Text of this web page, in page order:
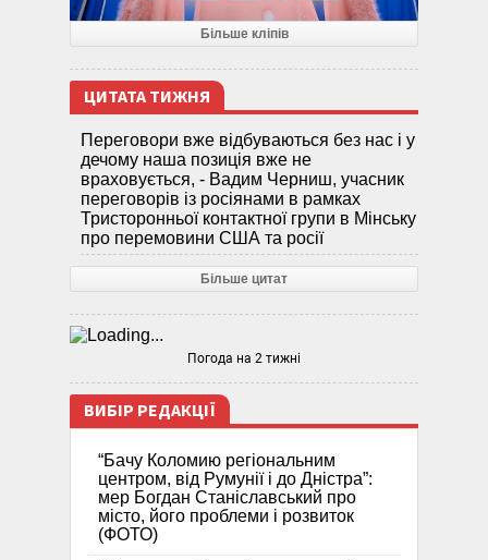
Більше кліпів
ЦИТАТА ТИЖНЯ
Переговори вже відбуваються без нас і у
дечому наша позиція вже не
враховується, - Вадим Черниш, учасник
переговорів із росіянами в рамках
Тристоронньої контактної групи в Мінську
про перемовини США та росії
Більше цитат
Погода на 2 тижні
ВИБІР РЕДАКЦІЇ
“Бачу Коломию регіональним
центром, від Румунії і до Дністра”:
мер Богдан Станіславський про
місто, його проблеми і розвиток
(ФОТО)